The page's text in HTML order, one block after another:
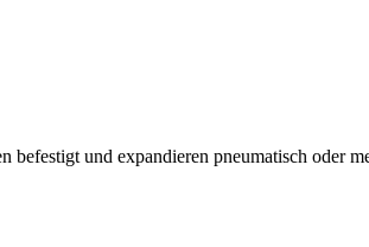
und expandieren pneumatisch oder